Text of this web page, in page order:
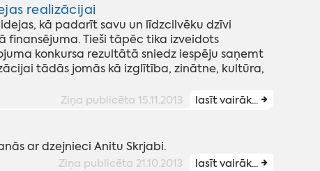
realizācijai
kā padarīt savu un līdzcilvēku dzīvi
finansējuma. Tieši tāpēc tika izveidots
konkursa rezultātā sniedz iespēju saņemt
tādās jomās kā izglītība, zinātne, kultūra,
Ziņa publicēta 15.11.2013 lasīt vairāk...
ar dzejnieci Anitu Skrjabi.
Ziņa publicēta 21.10.2013 lasīt vairāk...